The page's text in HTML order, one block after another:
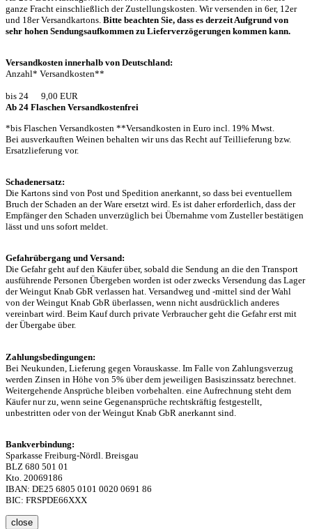
ganze Fracht einschließlich der Zustellungskosten. Wir versenden in 6er, 12er
und 18er Versandkartons. Bitte beachten Sie, dass es derzeit Aufgrund von
sehr hohen Sendungsaufkommen zu Lieferverzögerungen kommen kann.
Versandkosten innerhalb von Deutschland:
Anzahl* Versandkosten**
bis 24 9,00 EUR
Ab 24 Flaschen Versandkostenfrei
*bis Flaschen Versandkosten **Versandkosten in Euro incl. 19% Mwst.
Bei ausverkauften Weinen behalten wir uns das Recht auf Teillieferung bzw.
Ersatzlieferung vor.
Schadenersatz:
Die Kartons sind von Post und Spedition anerkannt, so dass bei eventuellem
Bruch der Schaden an der Ware ersetzt wird. Es ist daher erforderlich, dass der
Empfänger den Schaden unverzüglich bei Übernahme vom Zusteller bestätigen
lässt und uns sofort meldet.
Gefahrübergang und Versand:
Die Gefahr geht auf den Käufer über, sobald die Sendung an die den Transport
ausführende Personen Übergeben worden ist oder zwecks Versendung das Lager
der Weingut Knab GbR verlassen hat. Versandweg und -mittel sind der Wahl
von der Weingut Knab GbR überlassen, wenn nicht ausdrücklich anderes
vereinbart wird. Beim Kauf durch private Verbraucher geht die Gefahr erst mit
der Übergabe über.
Zahlungsbedingungen:
Bei Neukunden, Lieferung gegen Vorauskasse. Im Falle von Zahlungsverzug
werden Zinsen in Höhe von 5% über dem jeweiligen Basiszinssatz berechnet.
Weitergehende Ansprüche bleiben vorbehalten. eine Aufrechnung steht dem
Käufer nur zu, wenn seine Gegenansprüche rechtskräftig festgestellt,
unbestritten oder von der Weingut Knab GbR anerkannt sind.
Bankverbindung:
Sparkasse Freiburg-Nördl. Breisgau
BLZ 680 501 01
Kto. 20069186
IBAN: DE25 6805 0101 0020 0691 86
BIC: FRSPDE66XXX
close